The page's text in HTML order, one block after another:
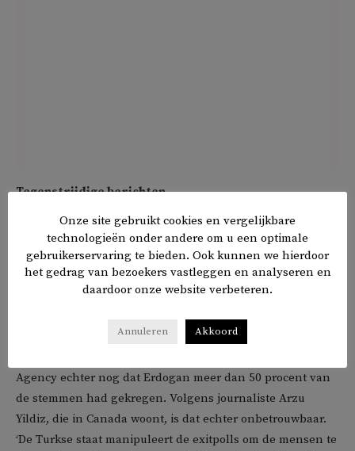
Tegenstrijdige berichten
ANKA Haber Ajansi, gelieerd aan de oppositie,meldde
het begin van de avond op basis van 2,9 procent van de
stemmen dat Kilicdaroglu op voorsprong lag. Hij zou 49,9
procent krijgen, tegen 44,7 procent voor Erdogan. In dat
geval zou een tweede ronde nodig zijn.
Agency echter nog dat Erdogan meer dan 50 procent van
de stemmen had gekregen. Volgens journaliste Arzu
Yildiz, die in Canada woont, is dat echter onbetrouwbaar.
‘De Turkse staat manipuleert de exitpolls om de mensen te
Onze site gebruikt cookies en vergelijkbare
technologieën onder andere om u een optimale
gebruikerservaring te bieden. Ook kunnen we hierdoor
het gedrag van bezoekers vastleggen en analyseren en
daardoor onze website verbeteren.
Annuleren Akkoord